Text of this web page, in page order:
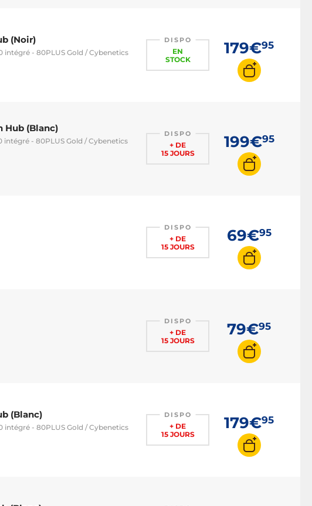
(Noir)
intégré - 80PLUS Gold / Cybenetics
DISPO
EN
STOCK
179€95
Hub (Blanc)
intégré - 80PLUS Gold / Cybenetics
DISPO
+ DE
15 JOURS
199€95
DISPO
+ DE
15 JOURS
69€95
DISPO
+ DE
15 JOURS
79€95
(Blanc)
intégré - 80PLUS Gold / Cybenetics
DISPO
+ DE
15 JOURS
179€95